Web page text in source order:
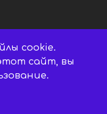
- 2026
защищены.
cookie.
сайт, вы